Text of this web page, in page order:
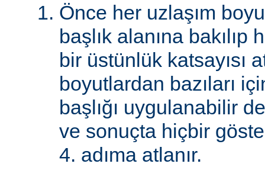
Önce her uzlaşım
başlık alanına
bir üstünlük katsayısı
boyutlardan bazıları
başlığı uygulanabilir
ve sonuçta hiçbir
4. adıma atlanır.